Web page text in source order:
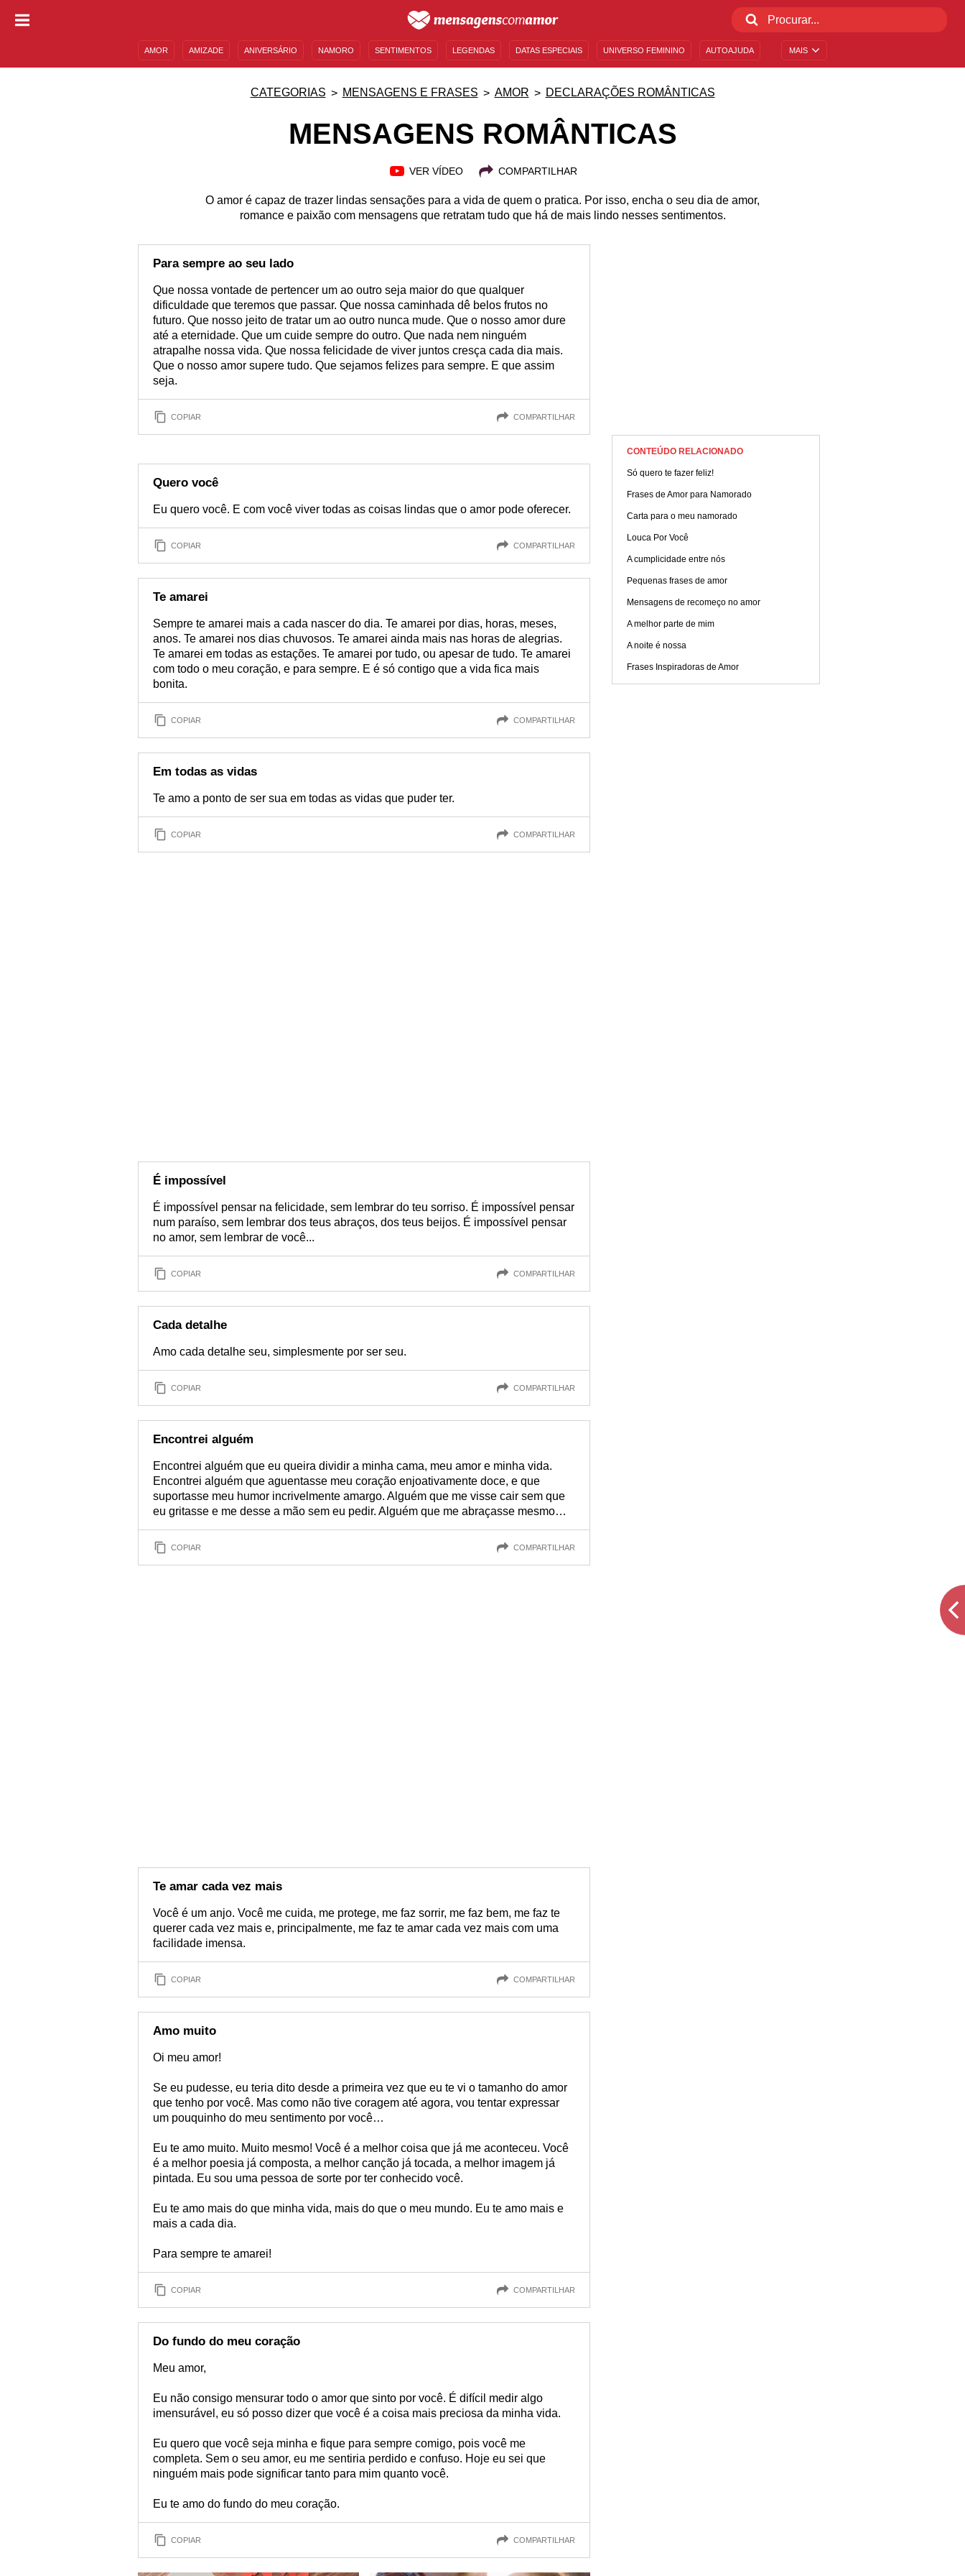
MAIS
AMOR AMIZADE ANIVERSÁRIO NAMORO SENTIMENTOS LEGENDAS DATAS ESPECIAIS UNIVERSO FEMININO AUTOAJUDA
CATEGORIAS MENSAGENS E FRASES AMOR DECLARAÇÕES ROMÂNTICAS
MENSAGENS ROMÂNTICAS
VER VÍDEO COMPARTILHAR
O amor é capaz de trazer lindas sensações para a vida de quem o pratica. Por isso, encha o seu dia de amor,
romance e paixão com mensagens que retratam tudo que há de mais lindo nesses sentimentos.
Para sempre ao seu lado
Que nossa vontade de pertencer um ao outro seja maior do que qualquer
dificuldade que teremos que passar. Que nossa caminhada dê belos frutos no
futuro. Que nosso jeito de tratar um ao outro nunca mude. Que o nosso amor dure
até a eternidade. Que um cuide sempre do outro. Que nada nem ninguém
atrapalhe nossa vida. Que nossa felicidade de viver juntos cresça cada dia mais.
Que o nosso amor supere tudo. Que sejamos felizes para sempre. E que assim
seja.
COPIAR COMPARTILHAR
Quero você
Eu quero você. E com você viver todas as coisas lindas que o amor pode oferecer.
COPIAR COMPARTILHAR
Te amarei
Sempre te amarei mais a cada nascer do dia. Te amarei por dias, horas, meses,
anos. Te amarei nos dias chuvosos. Te amarei ainda mais nas horas de alegrias.
Te amarei em todas as estações. Te amarei por tudo, ou apesar de tudo. Te amarei
com todo o meu coração, e para sempre. E é só contigo que a vida fica mais
bonita.
COPIAR COMPARTILHAR
Em todas as vidas
Te amo a ponto de ser sua em todas as vidas que puder ter.
COPIAR COMPARTILHAR
É impossível
É impossível pensar na felicidade, sem lembrar do teu sorriso. É impossível pensar
num paraíso, sem lembrar dos teus abraços, dos teus beijos. É impossível pensar
no amor, sem lembrar de você...
COPIAR COMPARTILHAR
Cada detalhe
Amo cada detalhe seu, simplesmente por ser seu.
COPIAR COMPARTILHAR
Encontrei alguém
Encontrei alguém que eu queira dividir a minha cama, meu amor e minha vida.
Encontrei alguém que aguentasse meu coração enjoativamente doce, e que
suportasse meu humor incrivelmente amargo. Alguém que me visse cair sem que
eu gritasse e me desse a mão sem eu pedir. Alguém que me abraçasse mesmo…
COPIAR COMPARTILHAR
Te amar cada vez mais
Você é um anjo. Você me cuida, me protege, me faz sorrir, me faz bem, me faz te
querer cada vez mais e, principalmente, me faz te amar cada vez mais com uma
facilidade imensa.
COPIAR COMPARTILHAR
Amo muito
Oi meu amor!
Se eu pudesse, eu teria dito desde a primeira vez que eu te vi o tamanho do amor
que tenho por você. Mas como não tive coragem até agora, vou tentar expressar
um pouquinho do meu sentimento por você…
Eu te amo muito. Muito mesmo! Você é a melhor coisa que já me aconteceu. Você
é a melhor poesia já composta, a melhor canção já tocada, a melhor imagem já
pintada. Eu sou uma pessoa de sorte por ter conhecido você.
Eu te amo mais do que minha vida, mais do que o meu mundo. Eu te amo mais e
mais a cada dia.
Para sempre te amarei!
COPIAR COMPARTILHAR
Do fundo do meu coração
Meu amor,
Eu não consigo mensurar todo o amor que sinto por você. É difícil medir algo
imensurável, eu só posso dizer que você é a coisa mais preciosa da minha vida.
Eu quero que você seja minha e fique para sempre comigo, pois você me
completa. Sem o seu amor, eu me sentiria perdido e confuso. Hoje eu sei que
ninguém mais pode significar tanto para mim quanto você.
Eu te amo do fundo do meu coração.
COPIAR COMPARTILHAR
CONTEÚDO RELACIONADO
Só quero te fazer feliz!
Frases de Amor para Namorado
Carta para o meu namorado
Louca Por Você
A cumplicidade entre nós
Pequenas frases de amor
Mensagens de recomeço no amor
A melhor parte de mim
A noite é nossa
Frases Inspiradoras de Amor